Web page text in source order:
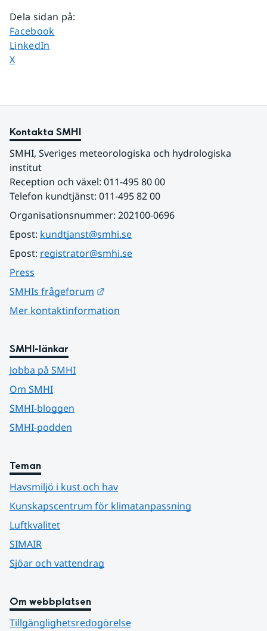
Dela sidan på:
Dela sidan på
Facebook
Dela sidan på
LinkedIn
Dela sidan på
X
Kontakta SMHI
SMHI, Sveriges meteorologiska och hydrologiska
institut
Reception och växel: 011-495 80 00
Telefon kundtjänst: 011-495 82 00
Organisationsnummer: 202100-0696
Epost: kundtjanst@smhi.se
Epost: registrator@smhi.se
Press
SMHIs frågeforum
Mer kontaktinformation
SMHI-länkar
Jobba på SMHI
Om SMHI
SMHI-bloggen
SMHI-podden
Teman
Havsmiljö i kust och hav
Kunskapscentrum för klimatanpassning
Luftkvalitet
SIMAIR
Sjöar och vattendrag
Om webbplatsen
Tillgänglighetsredogörelse